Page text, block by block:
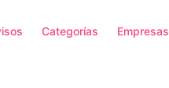
Categorías Empresas